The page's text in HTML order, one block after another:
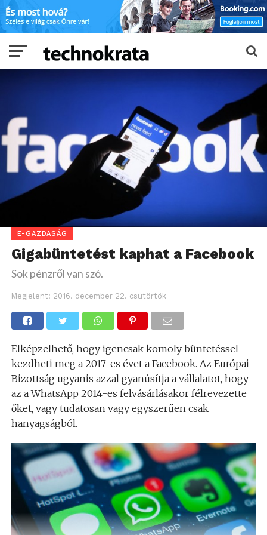
E-GAZDASÁG
Gigabüntetést kaphat a Facebook
Sok pénzről van szó.
Megjelent: 2016. december 22. csütörtök
Elképzelhető, hogy igencsak komoly büntetéssel
kezdheti meg a 2017-es évet a Facebook. Az Európai
Bizottság ugyanis azzal gyanúsítja a vállalatot, hogy
az a WhatsApp 2014-es felvásárlásakor félrevezette
őket, vagy tudatosan vagy egyszerűen csak
hanyagságból.